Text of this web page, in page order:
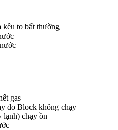
kêu to bất thường
gas
do Block không chạy
lạnh) chạy ồn